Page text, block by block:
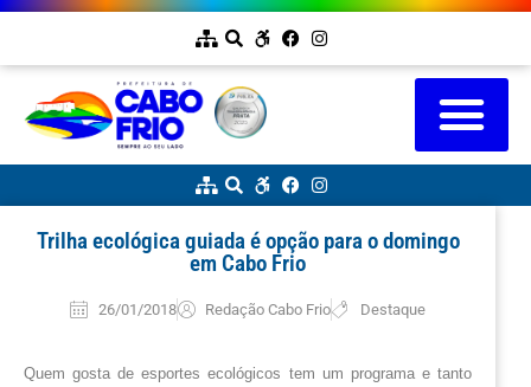
Trilha ecológica guiada é opção para o domingo
em Cabo Frio
26/01/2018 Redação Cabo Frio Destaque
Quem gosta de esportes ecológicos tem um programa e tanto